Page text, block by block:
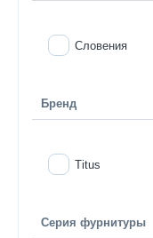
Словения
Бренд
Titus
Серия фурнитуры